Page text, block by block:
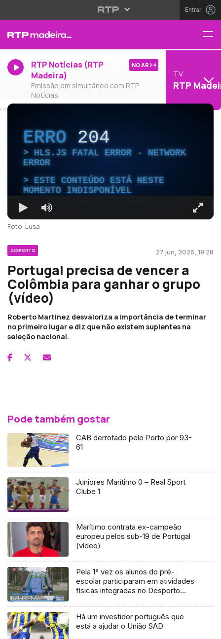
Entrar
RTP Notícias (RTP
Madeira)
Emissão em simultâneo com RTP
Notícias
NO AR
TV
RTP
ERRO204
HLS.JS FATAL ERROR - NETWORK
ERROR
ESTE CONTEÚDO ESTÁ NESTE
MOMENTO INDISPONÍVEL
Foto: Lusa
DESPORTO 27 jun, 2026, 19:28
Portugal precisa de vencer a
Colômbia para ganhar o grupo
(vídeo)
Roberto Martinez desvaloriza a importância de terminar
no primeiro lugar e diz que não existem suplentes na
seleção nacional.
Pode também gostar
CAB derrotado pelo Porto por 93-
61
Juniores Marítimo 0 – Real Sport
Clube 1
Marítimo contrata ex-campeão
europeu pelos sub-19 de Portugal
(vídeo)
Pela 1ª vez os alunos do pré-
escolar participaram em atividades
físicas integradas no Desporto
Há um investidor português que
está a ajudar o União SAD